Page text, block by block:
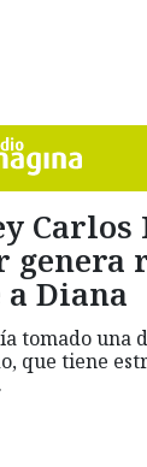
Carlos
genera
Diana
tomado una
que tiene